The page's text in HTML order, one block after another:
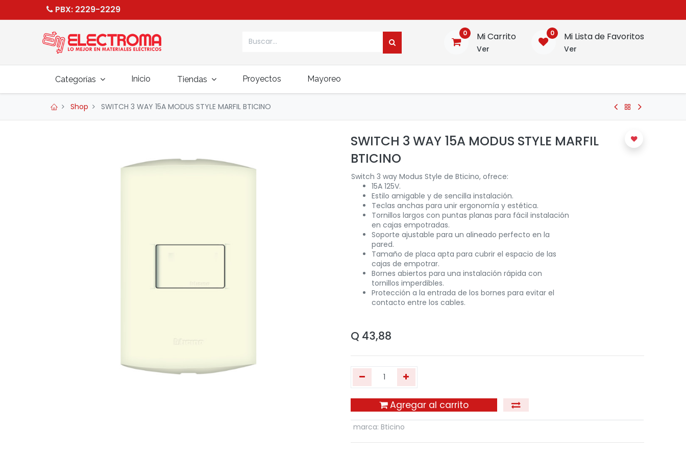
PBX: 2229-2229
0 Mi Carrito
Ver
0 Mi Lista de Favoritos
Ver
Categorías Inicio Tiendas Proyectos Mayoreo
Shop SWITCH 3 WAY 15A MODUS STYLE MARFIL BTICINO
SWITCH 3 WAY 15A MODUS STYLE MARFIL
BTICINO
Switch 3 way Modus Style de Bticino, ofrece:
15A 125V.
Estilo amigable y de sencilla instalación.
Teclas anchas para unir ergonomía y estética.
Tornillos largos con puntas planas para fácil instalación
en cajas empotradas.
Soporte ajustable para un alineado perfecto en la
pared.
Tamaño de placa apta para cubrir el espacio de las
cajas de empotrar.
Bornes abiertos para una instalación rápida con
tornillos imperdibles.
Protección a la entrada de los bornes para evitar el
contacto entre los cables.
Q 43,88
Agregar al carrito
marca: Bticino